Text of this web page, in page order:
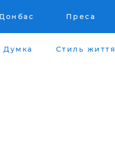
Преса
Думка Стиль життя